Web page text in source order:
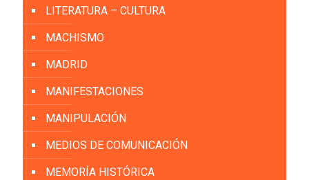
LITERATURA – CULTURA
MACHISMO
MADRID
MANIFESTACIONES
MANIPULACIÓN
MEDIOS DE COMUNICACIÓN
MEMORÍA HISTÓRICA